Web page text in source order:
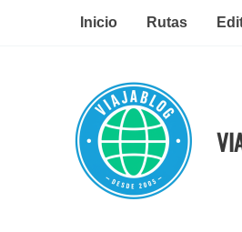
Inicio Rutas